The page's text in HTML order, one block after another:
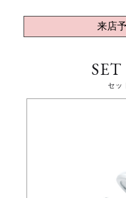
来店
セッ